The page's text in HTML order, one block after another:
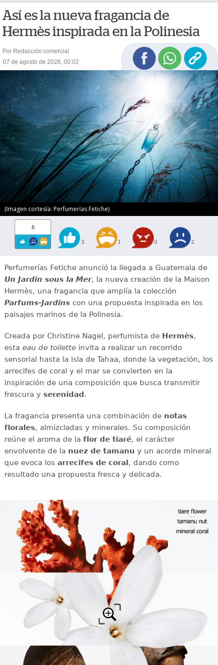
Así es la nueva fragancia de
Hermès inspirada en la Polinesia
Por Redacción comercial
07 de agosto de 2026, 00:02
(Imagen cortesía: Perfumerías Fetiche)
6
3 1 0 2
Perfumerías Fetiche anunció la llegada a Guatemala de
Un Jardin sous la Mer, la nueva creación de la Maison
Hermès, una fragancia que amplía la colección
Parfums-Jardinscon una propuesta inspirada en los
paisajes marinos de la Polinesia.
Creada por Christine Nagel, perfumista de Hermès,
esta eau de toiletteinvita a realizar un recorrido
sensorial hasta la isla de Tahaa, donde la vegetación, los
arrecifes de coral y el mar se convierten en la
inspiración de una composición que busca transmitir
frescura y serenidad.
La fragancia presenta una combinación de notas
florales, almizcladas y minerales. Su composición
reúne el aroma de la flor de tiaré, el carácter
envolvente de la nuez de tamanu y un acorde mineral
que evoca los arrecifes de coral, dando como
resultado una propuesta fresca y delicada.